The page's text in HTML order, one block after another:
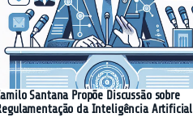
Santana Propõe Discussão sobre
da Inteligência Artificial